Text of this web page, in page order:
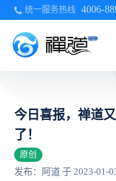
统一服务热线 4006-
今日喜报，禅道
了！
原创
发布：阿道 于 2023-01-